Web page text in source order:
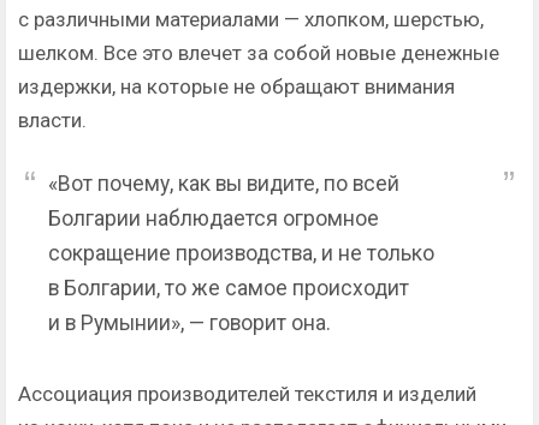
с различными материалами — хлопком, шерстью,
шелком. Все это влечет за собой новые денежные
издержки, на которые не обращают внимания
власти.
«Вот почему, как вы видите, по всей
Болгарии наблюдается огромное
сокращение производства, и не только
в Болгарии, то же самое происходит
и в Румынии», — говорит она.
Ассоциация производителей текстиля и изделий